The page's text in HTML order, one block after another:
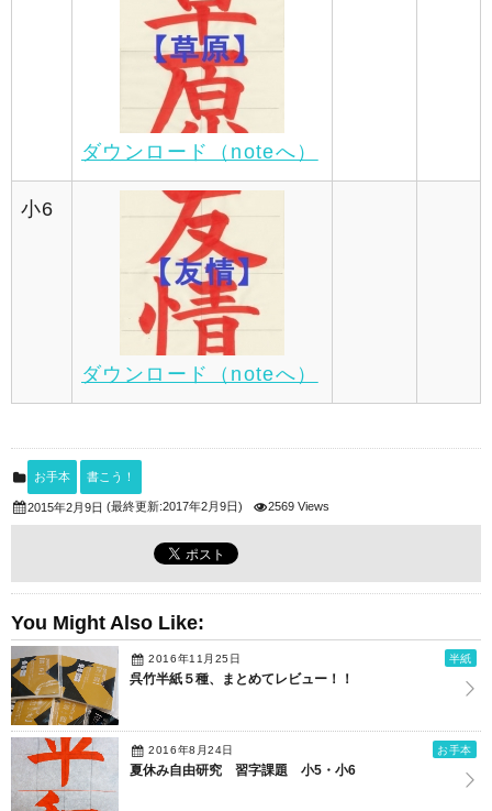
ダウンロード（noteへ）
小6
ダウンロード（noteへ）
お手本 書こう！
2015年2月9日 (最終更新:2017年2月9日) 2569 Views
You Might Also Like:
2016年11月25日 半紙
呉竹半紙５種、まとめてレビュー！！
2016年8月24日 お手本
夏休み自由研究 習字課題 小5・小6